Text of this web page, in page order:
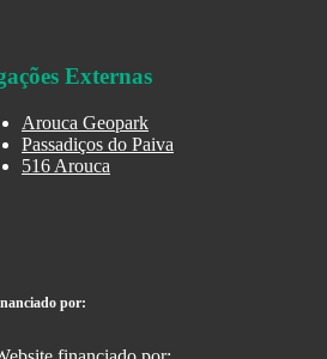
Externas
Arouca Geopark
Passadiços do Paiva
516 Arouca
por: